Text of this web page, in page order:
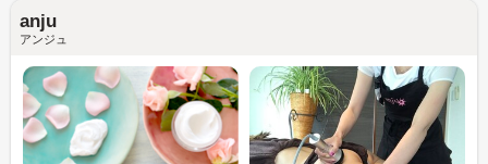
anju
アンジュ